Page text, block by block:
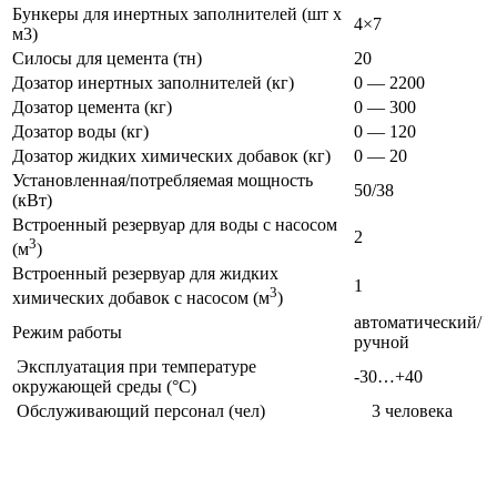
Бункеры для инертных заполнителей (шт x
м3)
4×7
Силосы для цемента (тн)
20
Дозатор инертных заполнителей (кг)
0 — 2200
Дозатор цемента (кг)
0 — 300
Дозатор воды (кг)
0 — 120
Дозатор жидких химических добавок (кг)
0 — 20
Установленная/потребляемая мощность
(кВт)
50/38
Встроенный резервуар для воды с насосом
(м3)
2
Встроенный резервуар для жидких
химических добавок с насосом (м3)
1
Режим работы
автоматический/
ручной
Эксплуатация при температуре
окружающей среды (°С)
-30…+40
Обслуживающий персонал (чел)
3 человека